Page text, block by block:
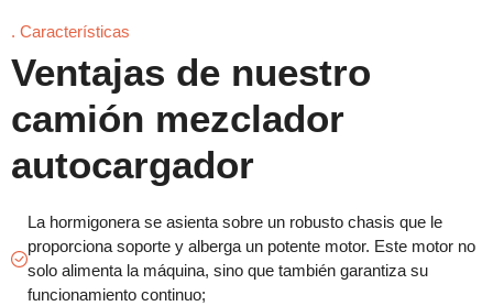
. Características
Ventajas de nuestro
camión mezclador
autocargador
La hormigonera se asienta sobre un robusto chasis que le
proporciona soporte y alberga un potente motor. Este motor no
solo alimenta la máquina, sino que también garantiza su
funcionamiento continuo;